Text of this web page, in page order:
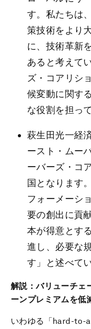
す。私たちは
策技術をより
に、技術革新
あると考えて
ズ・コアリシ
候変動に関す
な役割を担っ
萩生田光一経
ースト・ムー
ーバーズ・コ
国となります
フォーメーシ
要の創出に貢
本が得意とす
進し、必要な
す」と述べて
解説：バリューチェ
ーンプレミアムを低
いわゆる「hard-to-